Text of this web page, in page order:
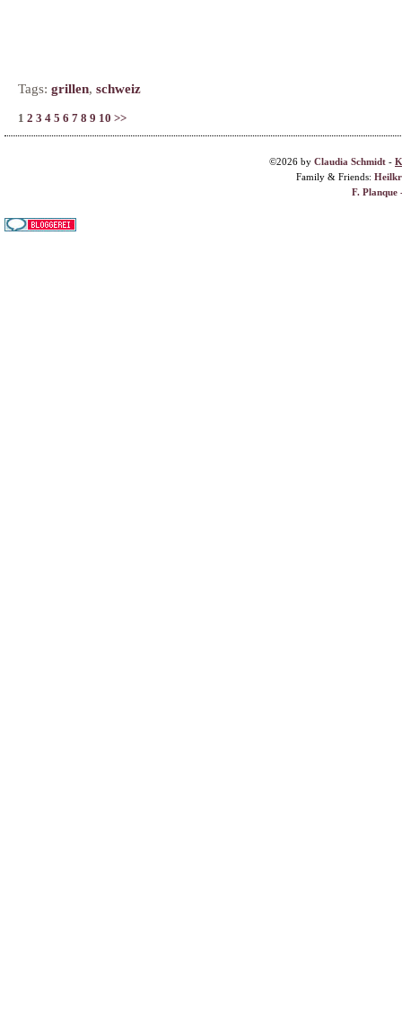
Tags: grillen, schweiz
1 2 3 4 5 6 7 8 9 10 >>
©2026 by Claudia Schmidt -
Family & Friends:
F. Planque